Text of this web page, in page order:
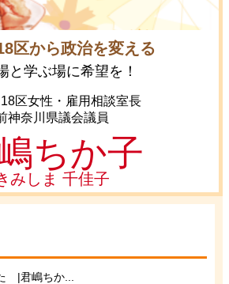
ちか子
みしま 千佳子
区から政治を変える
と学ぶ場に希望を！
区女性・雇用相談室長
神奈川県議会議員
|君嶋ちか...